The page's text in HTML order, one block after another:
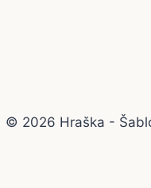
© 2026 Hraška -